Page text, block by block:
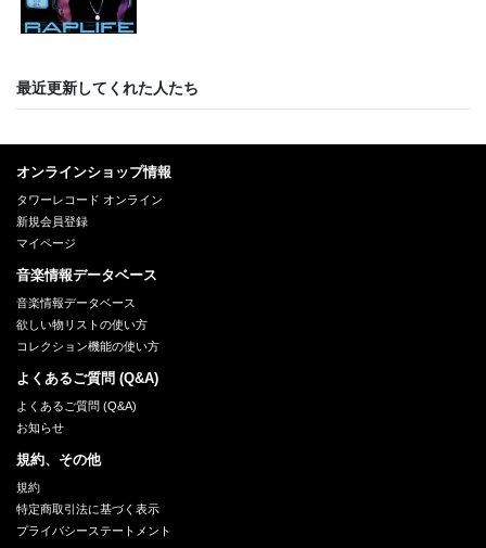
最近更新してくれた人たち
オンラインショップ情報
タワーレコード オンライン
新規会員登録
マイページ
音楽情報データベース
音楽情報データベース
欲しい物リストの使い方
コレクション機能の使い方
よくあるご質問 (Q&A)
よくあるご質問 (Q&A)
お知らせ
規約、その他
規約
特定商取引法に基づく表示
プライバシーステートメント